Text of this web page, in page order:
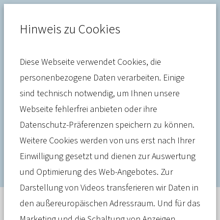
Verband
Politiker: Kapitaldeckung ist
der Schlüssel für mehr
Generationengerechtigkeit
Meldung 11. Juni 2026
Hinweis zu Cookies
Diese Webseite verwendet Cookies, die
personenbezogene Daten verarbeiten. Einige
sind technisch notwendig, um Ihnen unsere
Webseite fehlerfrei anbieten oder ihre
Datenschutz-Präferenzen speichern zu können.
Weitere Cookies werden von uns erst nach Ihrer
Einwilligung gesetzt und dienen zur Auswertung
und Optimierung des Web-Angebotes. Zur
Darstellung von Videos transferieren wir Daten in
den außereuropäischen Adressraum. Und für das